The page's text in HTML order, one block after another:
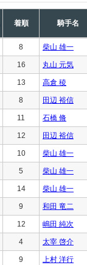
着順 騎手名
8 柴山 雄一
16 丸山 元気
13 高倉 稜
8 田辺 裕信
11 石橋 脩
12 田辺 裕信
10 柴山 雄一
5 柴山 雄一
14 柴山 雄一
9 和田 竜二
12 嶋田 純次
4 太宰 啓介
9 上村 洋行